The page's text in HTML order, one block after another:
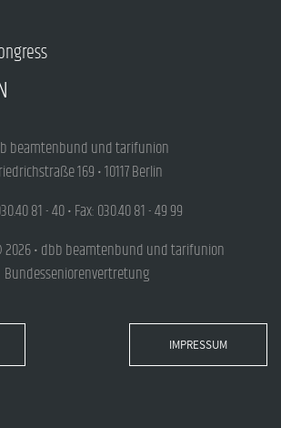
beamtenbund und tarifunion
169 • 10117 Berlin
81 - 40 • Fax: 030.40 81 - 49 99
2026 • dbb beamtenbund und tarifunion
Bundesseniorenvertretung
IMPRESSUM